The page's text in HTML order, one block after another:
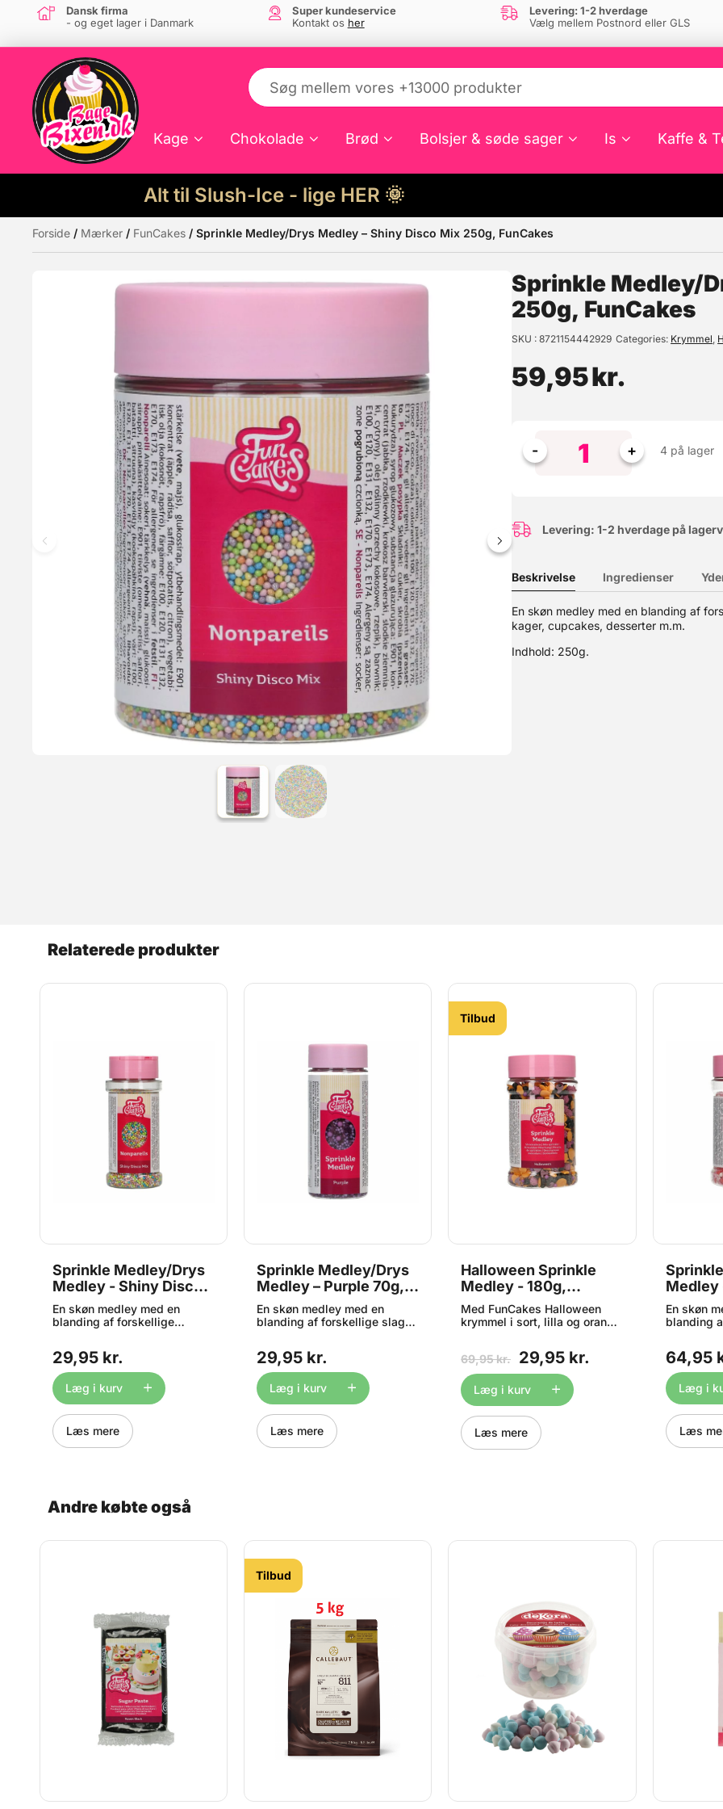
Dansk firma
- og eget lager i Danmark
Super kundeservice
Kontakt os her
Levering: 1-2 hverdage
Vælg mellem Postnord eller GLS
Kage Chokolade Brød Bolsjer & søde sager Is Kaffe &
Alt til Slush-Ice - lige HER 🌞
Måske kunne nogle af disse produkter have din interesse?
Christmas Sukkerkrymmel - 80g, FunCakes
Med FunCakes sukkerkrymmel i farverne hvid-rød-grøn (julens farver) er der mange muligheder for en smuk dekoration på
Glasset har et praktisk drysselåg.
Forside / Mærker / FunCakes / Sprinkle Medley/Drys Medley – Shiny Disco Mix 250g, FunCakes
Sprinkle Medley/
250g, FunCakes
SKU 8721154442929 Categories Krymmel,
59,95kr.
4 på lager
Levering: 1-2 hverdage på
Beskrivelse Ingredienser
En skøn medley med en blanding af
kager, cupcakes, desserter m.m.
Indhold: 250g.
Relaterede produkter
Sprinkle Medley/Drys
Medley - Shiny Disco
Mix 80g, FunCakes
En skøn medley med en
blanding af forskellige
kager, cupcakes, desserter
m.m. Indhold: 80g.
29,95 kr.
Læg i kurv
Læs mere
Sprinkle Medley/Drys
Medley – Purple 70g,
FunCakes
En skøn medley med en
blanding af forskellige slags
cupcakes, desserter m.m. til
dine kager, cupcakes og
andre desserter. Indhold: 70
gram
29,95 kr.
Læg i kurv
Læs mere
Tilbud
Halloween Sprinkle
Medley - 180g,
FunCakes - BEDST
FØR 07/26^
Med FunCakes Halloween
krymmel i sort, lilla og orange
på kager, cupcakes,
småkager m.m. - kun
fantasien sætter grænser.
Glasset har et praktisk
69,95 kr. 29,95 kr.
Læg i kurv
Læs mere
Medley
180g,
En skøn
blanding
drys på
desserter
gram
64,95
Læg i
Læs
Andre købte også
Tilbud